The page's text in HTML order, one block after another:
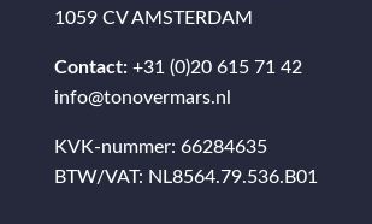
1059 CV AMSTERDAM
Contact: +31 (0)20 615 71 42
info@tonovermars.nl
KVK-nummer: 66284635
BTW/VAT: NL8564.79.536.B01